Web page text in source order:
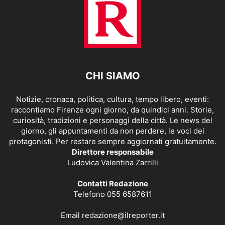
CHI SIAMO
Notizie, cronaca, politica, cultura, tempo libero, eventi:
raccontiamo Firenze ogni giorno, da quindici anni. Storie,
curiosità, tradizioni e personaggi della città. Le news del
giorno, gli appuntamenti da non perdere, le voci dei
protagonisti. Per restare sempre aggiornati gratuitamente.
Direttore responsabile
Ludovica Valentina Zarrilli
Contatti Redazione
Telefono 055 6587611
Email redazione@ilreporter.it